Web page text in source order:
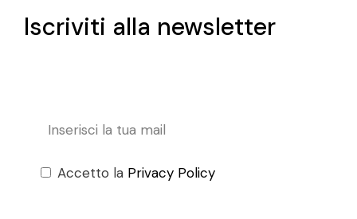
Iscriviti alla newsletter
Accetto la Privacy Policy